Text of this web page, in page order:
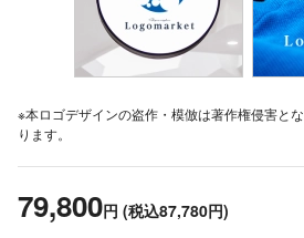
※本ロゴデザインの盗作・模倣は著作権侵害と
ります。
79,800円 (税込87,780円)